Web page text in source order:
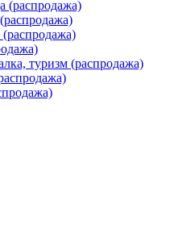
(распродажа)
туризм (распродажа)